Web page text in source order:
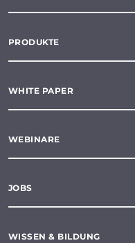
PRODUKTE
WHITE PAPER
WEBINARE
JOBS
WISSEN & BILDUNG